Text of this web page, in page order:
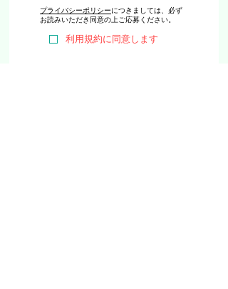
プライバシーポリシーにつきましては、必ず
お読みいただき同意の上ご応募ください。
利用規約に同意します